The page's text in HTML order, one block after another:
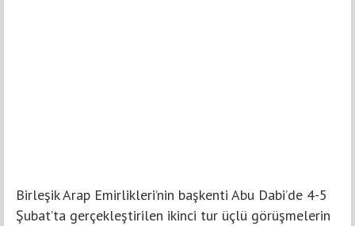
Birleşik Arap Emirlikleri’nin başkenti Abu Dabi’de 4-5
Şubat’ta gerçekleştirilen ikinci tur üçlü görüşmelerin